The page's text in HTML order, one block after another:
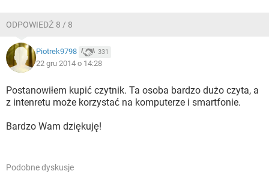
ODPOWIEDŹ 8 / 8
Piotrek9798 331
22 gru 2014 o 14:28
Postanowiłem kupić czytnik. Ta osoba bardzo dużo czyta, a
z intenretu może korzystać na komputerze i smartfonie.
Bardzo Wam dziękuję!
Podobne dyskusje